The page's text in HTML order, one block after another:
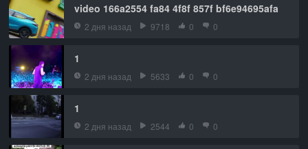
video 166a2554 fa84 4f8f 857f bf6e94695afa
2 дня назад 9718 0 0
1
2 дня назад 5633 0 0
1
2 дня назад 2544 0 0